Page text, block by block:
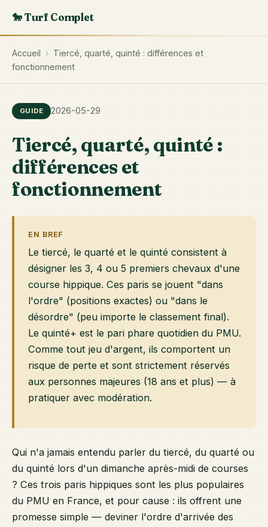
🐎 Turf Complet
Accueil › Tiercé, quarté, quinté : différences et
fonctionnement
GUIDE 2026-05-29
Tiercé, quarté, quinté :
différences et
fonctionnement
EN BREF
Le tiercé, le quarté et le quinté consistent à
désigner les 3, 4 ou 5 premiers chevaux d'une
course hippique. Ces paris se jouent "dans
l'ordre" (positions exactes) ou "dans le
désordre" (peu importe le classement final).
Le quinté+ est le pari phare quotidien du PMU.
Comme tout jeu d'argent, ils comportent un
risque de perte et sont strictement réservés
aux personnes majeures (18 ans et plus) — à
pratiquer avec modération.
Qui n'a jamais entendu parler du tiercé, du quarté ou
du quinté lors d'un dimanche après-midi de courses
? Ces trois paris hippiques sont les plus populaires
du PMU en France, et pour cause : ils offrent une
promesse simple — deviner l'ordre d'arrivée des